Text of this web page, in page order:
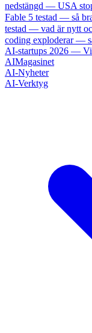
nedstängd — USA
Fable 5 testad — så
testad — vad är nytt
coding exploderar —
AI-startups 2026 —
AIMagasinet
AI-Nyheter
AI-Verktyg